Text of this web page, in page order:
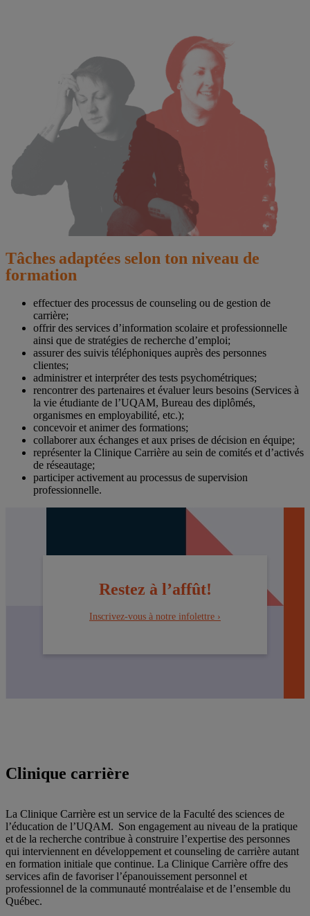
Tâches adaptées selon ton niveau de
formation
effectuer des processus de counseling ou de gestion de
carrière;
offrir des services d’information scolaire et professionnelle
ainsi que de stratégies de recherche d’emploi;
assurer des suivis téléphoniques auprès des personnes
clientes;
administrer et interpréter des tests psychométriques;
rencontrer des partenaires et évaluer leurs besoins (Services à
la vie étudiante de l’UQAM, Bureau des diplômés,
organismes en employabilité, etc.);
concevoir et animer des formations;
collaborer aux échanges et aux prises de décision en équipe;
représenter la Clinique Carrière au sein de comités et d’activés
de réseautage;
participer activement au processus de supervision
professionnelle.
Restez à l’affût!
Inscrivez-vous à notre infolettre ›
Clinique carrière
La Clinique Carrière est un service de la Faculté des sciences de
l’éducation de l’UQAM. Son engagement au niveau de la pratique
et de la recherche contribue à construire l’expertise des personnes
qui interviennent en développement et counseling de carrière autant
en formation initiale que continue. La Clinique Carrière offre des
services afin de favoriser l’épanouissement personnel et
professionnel de la communauté montréalaise et de l’ensemble du
Québec.